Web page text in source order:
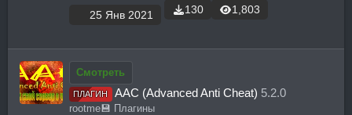
25 Янв 2021 130 1,803
Смотреть
ПЛАГИН AAC (Advanced Anti Cheat) 5.2.0
rootme💾 Плагины